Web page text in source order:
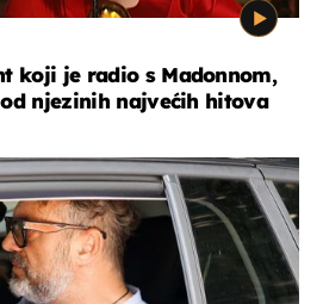
koji je radio s Madonnom,
njezinih najvećih hitova